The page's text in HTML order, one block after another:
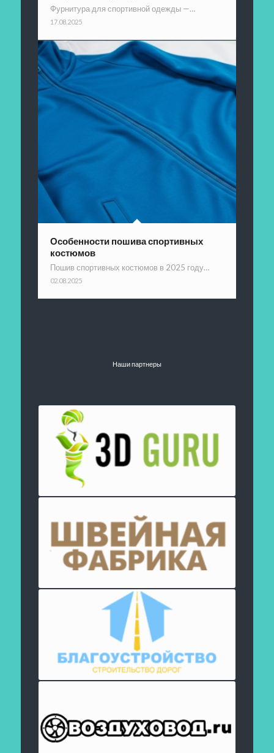
Фурнитура для спортивной одежды —…
17.08.2025
Особенности пошива спортивных
костюмов
Пошив спортивных костюмов в 2025 году…
02.08.2025
Наши партнеры